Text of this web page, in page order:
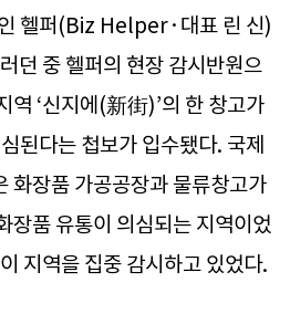
헬퍼(Biz Helper·대표 린 신)
던 중 헬퍼의 현장 감시반원으
역 ‘신지에(新街)’의 한 창고가
된다는 첩보가 입수됐다. 국제
화장품 가공공장과 물류창고가
장품 유통이 의심되는 지역이었
지역을 집중 감시하고 있었다.